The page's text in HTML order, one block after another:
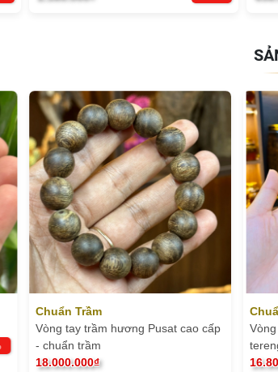
Chuẩn Trầm
Vòng tay trầm hương Pusat cao cấp
- chuẩn trầm
18.000.000₫